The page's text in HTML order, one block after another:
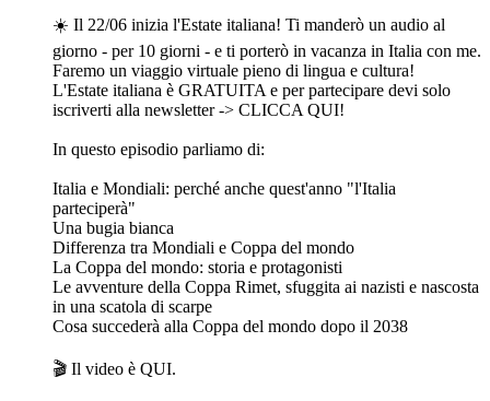
☀️ Il 22/06 inizia l'Estate italiana! Ti manderò un audio al
giorno - per 10 giorni - e ti porterò in vacanza in Italia con me.
Faremo un viaggio virtuale pieno di lingua e cultura!
L'Estate italiana è GRATUITA e per partecipare devi solo
iscriverti alla newsletter -> CLICCA QUI!
In questo episodio parliamo di:
Italia e Mondiali: perché anche quest'anno "l'Italia
parteciperà"
Una bugia bianca
Differenza tra Mondiali e Coppa del mondo
La Coppa del mondo: storia e protagonisti
Le avventure della Coppa Rimet, sfuggita ai nazisti e nascosta
in una scatola di scarpe
Cosa succederà alla Coppa del mondo dopo il 2038
🎬 Il video è⁠ ⁠⁠⁠⁠QUI.⁠⁠